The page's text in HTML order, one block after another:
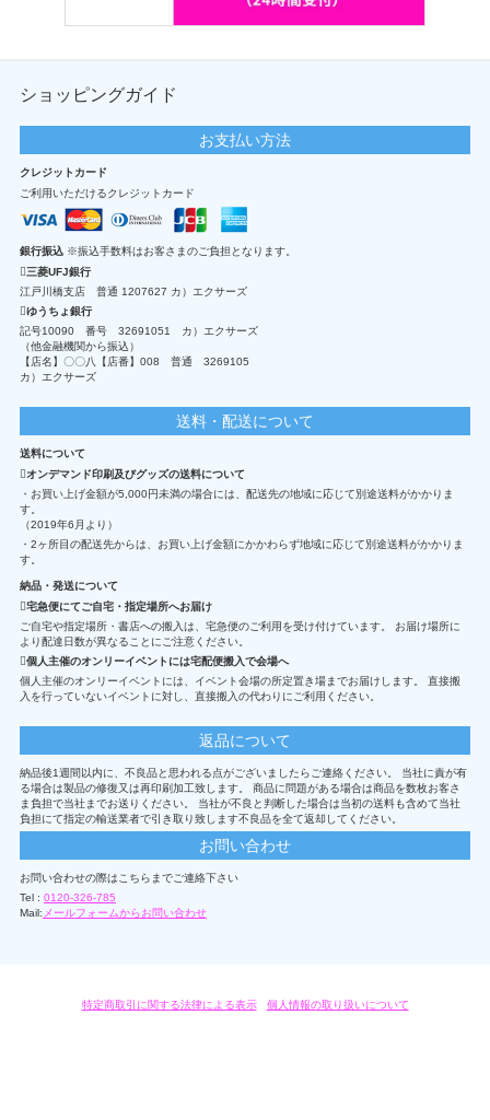
ショッピングガイド
お支払い方法
クレジットカード
ご利用いただけるクレジットカード
銀行振込 ※振込手数料はお客さまのご負担となります。
三菱UFJ銀行
江戸川橋支店 普通 1207627 カ）エクサーズ
ゆうちょ銀行
記号10090 番号 32691051 カ）エクサーズ
（他金融機関から振込）
【店名】〇〇八【店番】008 普通 3269105
カ）エクサーズ
送料・配送について
送料について
オンデマンド印刷及びグッズの送料について
・お買い上げ金額が5,000円未満の場合には、配送先の地域に応じて別途送料がかかりま
す。
（2019年6月より）
・2ヶ所目の配送先からは、お買い上げ金額にかかわらず地域に応じて別途送料がかかりま
す。
納品・発送について
宅急便にてご自宅・指定場所へお届け
ご自宅や指定場所・書店への搬入は、宅急便のご利用を受け付けています。 お届け場所に
より配達日数が異なることにご注意ください。
個人主催のオンリーイベントには宅配便搬入で会場へ
個人主催のオンリーイベントには、イベント会場の所定置き場までお届けします。 直接搬
入を行っていないイベントに対し、直接搬入の代わりにご利用ください。
返品について
納品後1週間以内に、不良品と思われる点がございましたらご連絡ください。 当社に責が有
る場合は製品の修復又は再印刷加工致します。 商品に問題がある場合は商品を数枚お客さ
ま負担で当社までお送りください。 当社が不良と判断した場合は当初の送料も含めて当社
負担にて指定の輸送業者で引き取り致します不良品を全て返却してください。
お問い合わせ
お問い合わせの際はこちらまでご連絡下さい
Tel : 0120-326-785
Mail: メールフォームからお問い合わせ
特定商取引に関する法律による表示/ 個人情報の取り扱いについて